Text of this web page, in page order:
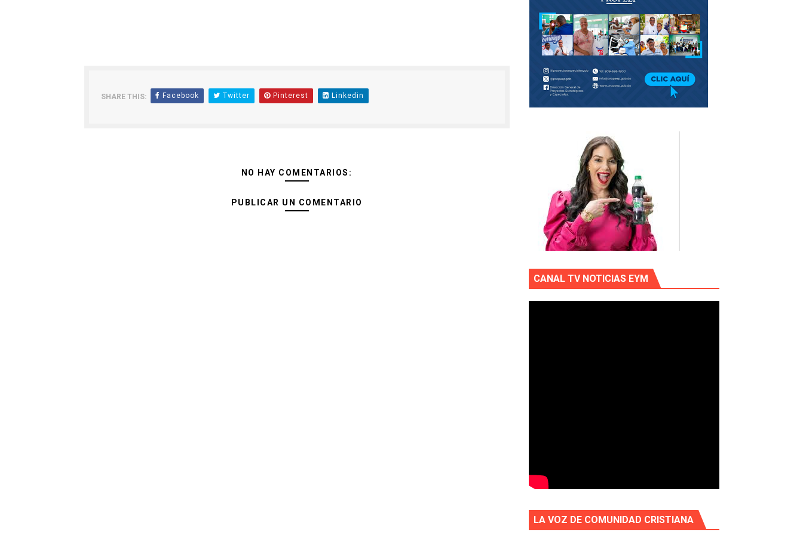
SHARE THIS: Facebook Twitter Pinterest Linkedin
NO HAY COMENTARIOS:
PUBLICAR UN COMENTARIO
CANAL TV NOTICIAS EYM
LA VOZ DE COMUNIDAD CRISTIANA